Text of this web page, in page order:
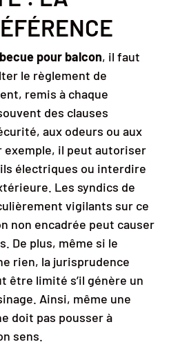
pour balcon, il faut
le règlement de
remis à chaque
des clauses
aux odeurs ou aux
exemple, il peut autoriser
électriques ou interdire
Les syndics de
vigilants sur ce
non encadrée peut causer
De plus, même si le
rien, la jurisprudence
être limité s’il génère un
Ainsi, même une
doit pas pousser à
sens.